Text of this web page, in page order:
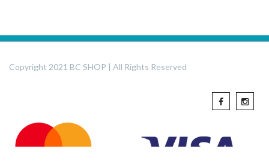
Copyright 2021 BC SHOP | All Rights Reserved